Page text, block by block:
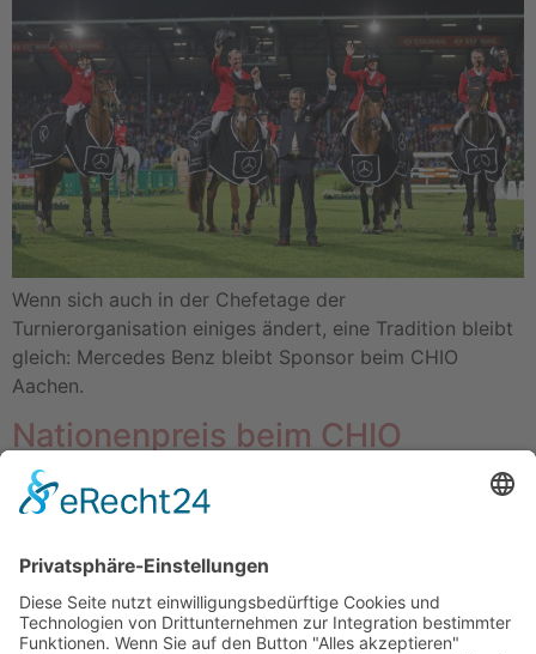
Wenn sich auch in der Chefetage der
Turnierorganisation einiges ändert, eine Tradition bleibt
gleich: Mercedes Benz bleibt Sponsor beim CHIO
Aachen.
Nationenpreis beim CHIO